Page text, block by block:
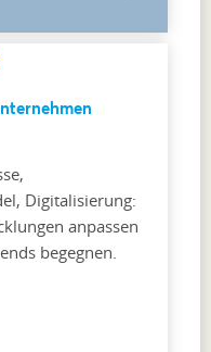
Digitalisierung:
anpassen
begegnen.